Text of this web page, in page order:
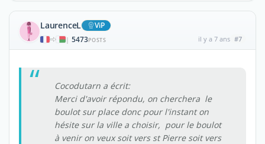
LaurenceL ViP
| 5473POSTS il y a 7 ans #7
Cocodutarn a écrit:
Merci d'avoir répondu, on cherchera le
boulot sur place donc pour l'instant on
hésite sur la ville a choisir, pour le boulot
à venir on veux soit vers st Pierre soit vers